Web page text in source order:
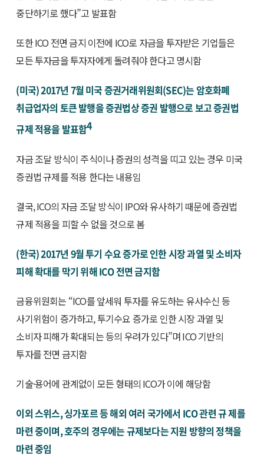
중단하기로 했다”고 발표함
또한 ICO 전면 금지 이전에 ICO로 자금을 투자받은 기업들은
모든 투자금을 투자자에게 돌려줘야 한다고 명시함
(미국) 2017년 7월 미국 증권거래위원회(SEC)는 암호화폐
취급업자의 토큰 발행을 증권법상 증권 발행으로 보고 증권법
규제 적용을 발표함4
자금 조달 방식이 주식이나 증권의 성격을 띠고 있는 경우 미국
증권법 규제를 적용 한다는 내용임
결국, ICO의 자금 조달 방식이 IPO와 유사하기 때문에 증권법
규제 적용을 피할 수 없을 것으로 봄
(한국) 2017년 9월 투기 수요 증가로 인한 시장 과열 및 소비자
피해 확대를 막기 위해 ICO 전면 금지함
금융위원회는 “ICO를 앞세워 투자를 유도하는 유사수신 등
사기위험이 증가하고, 투기수요 증가로 인한 시장 과열 및
소비자 피해가 확대되는 등의 우려가 있다”며 ICO 기반의
투자를 전면 금지함
기술·용어에 관계없이 모든 형태의 ICO가 이에 해당함
이외 스위스, 싱가포르 등 해외 여러 국가에서 ICO 관련 규 제를
마련 중이며, 호주의 경우에는 규제보다는 지원 방향의 정책을
마련 중임